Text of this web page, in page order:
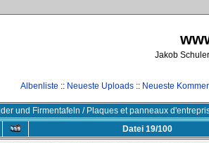
Jakob
Albenliste :: Neueste Uploads :: Neueste
und Firmentafeln / Plaques et panneaux
Datei 19/100